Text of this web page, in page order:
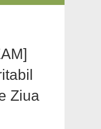
Ziua